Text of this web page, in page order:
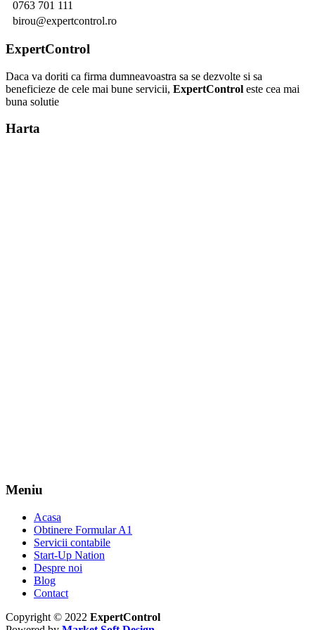
0763 701 111
birou@expertcontrol.ro
ExpertControl
Daca va doriti ca firma dumneavoastra sa se dezvolte si sa
beneficieze de cele mai bune servicii, ExpertControl este cea mai
buna solutie
Harta
Meniu
Acasa
Obtinere Formular A1
Servicii contabile
Start-Up Nation
Despre noi
Blog
Contact
Copyright © 2022 ExpertControl